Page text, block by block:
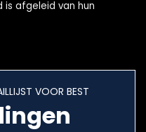
is afgeleid van hun
VOOR BEST